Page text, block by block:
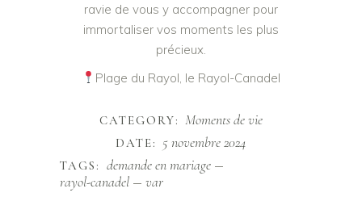
ravie de vous y accompagner pour
immortaliser vos moments les plus
précieux.
Plage du Rayol, le Rayol-Canadel
CATEGORY: Moments de vie
DATE: 5 novembre 2024
TAGS:
demande en mariage
rayol-canadel
var